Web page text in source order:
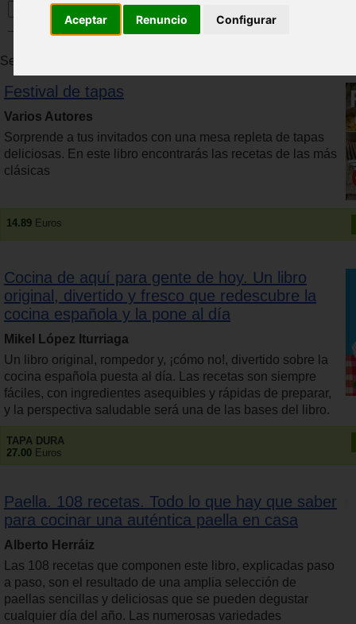
Aceptar Renuncio Configurar
Se han encontrado 31 productos. Se muestran resultados del
Festival de tapas
Varios Autores
Sorprende a tus invitados con una mesa repleta de tapas
deliciosas. En este libro encontrarás las recetas de las más
clásicas
14.89 Euros
Cocina de aquí para gente de hoy. Un libro
original, divertido y fresco que redescubre la
cocina española y la pone al día
Mikel López Iturriaga
Un libro original, rompedor y, ¡cómo no!, divertido sobre la
cocina española puesta al día. Las recetas son siempre
fáciles, con ingredientes asequibles y rápidas de preparar,
y la perspectiva saludable será una de las bases del libro.
TAPA DURA
27.00 Euros
Paella. 108 recetas. Todo lo que hay que saber
para cocinar una auténtica paella en casa
Alberto Herráiz
Las 108 recetas que componen este libro, explicadas paso
a paso, son el resultado de una amplia selección de
paellas sencillas y deliciosas que se pueden degustar
cualquier día del año. Las numerosas variedades